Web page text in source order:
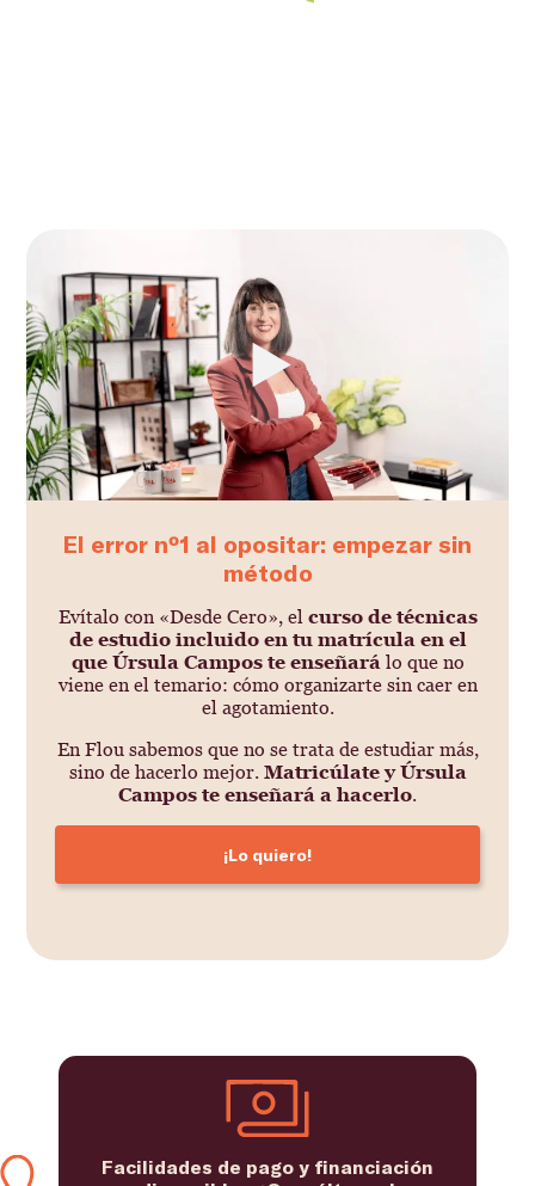
El error nº1 al opositar: empezar sin
método
Evítalo con «Desde Cero», elcurso de técnicas
de estudio incluido en tu matrícula en el
que Úrsula Campos te enseñarálo que no
viene en el temario: cómo organizarte sin caer en
el agotamiento.
En Flou sabemos que no se trata de estudiar más,
sino de hacerlo mejor. Matricúlate y Úrsula
Campos te enseñará a hacerlo.
¡Lo quiero!
Facilidades de pago y financiación